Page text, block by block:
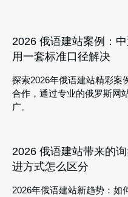
2026 俄语建站案例：
用一套标准口径解决
探索2026年俄语建站精彩案
合作，通过专业的俄罗斯网
广。
2026 俄语建站带来的
进方式怎么区分
2026年俄语建站新趋势：如